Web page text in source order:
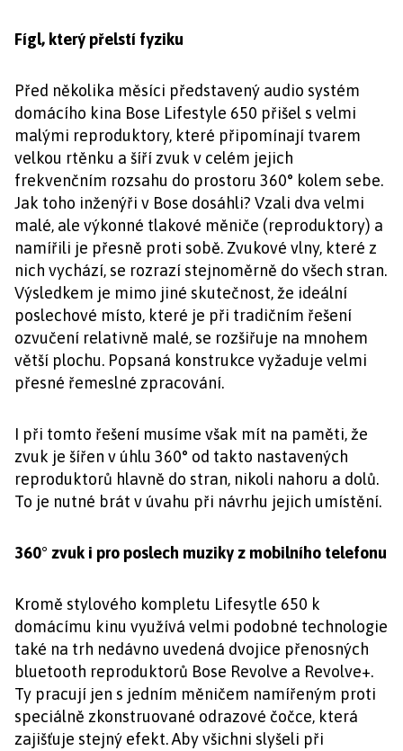
Fígl, který přelstí fyziku
Před několika měsíci představený audio systém
domácího kina Bose Lifestyle 650 přišel s velmi
malými reproduktory, které připomínají tvarem
velkou rtěnku a šíří zvuk v celém jejich
frekvenčním rozsahu do prostoru 360° kolem sebe.
Jak toho inženýři v Bose dosáhli? Vzali dva velmi
malé, ale výkonné tlakové měniče (reproduktory) a
namířili je přesně proti sobě. Zvukové vlny, které z
nich vychází, se rozrazí stejnoměrně do všech stran.
Výsledkem je mimo jiné skutečnost, že ideální
poslechové místo, které je při tradičním řešení
ozvučení relativně malé, se rozšiřuje na mnohem
větší plochu. Popsaná konstrukce vyžaduje velmi
přesné řemeslné zpracování.
I při tomto řešení musíme však mít na paměti, že
zvuk je šířen v úhlu 360° od takto nastavených
reproduktorů hlavně do stran, nikoli nahoru a dolů.
To je nutné brát v úvahu při návrhu jejich umístění.
360° zvuk i pro poslech muziky z mobilního telefonu
Kromě stylového kompletu Lifesytle 650 k
domácímu kinu využívá velmi podobné technologie
také na trh nedávno uvedená dvojice přenosných
bluetooth reproduktorů Bose Revolve a Revolve+.
Ty pracují jen s jedním měničem namířeným proti
speciálně zkonstruované odrazové čočce, která
zajišťuje stejný efekt. Aby všichni slyšeli při